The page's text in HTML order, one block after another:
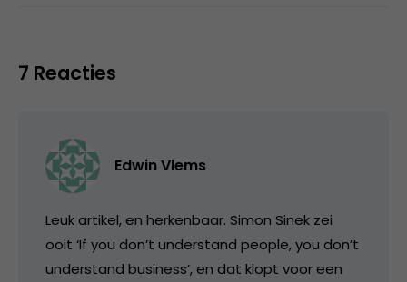
7 Reacties
Edwin Vlems
Leuk artikel, en herkenbaar. Simon Sinek zei
ooit ‘If you don’t understand people, you don’t
understand business’, en dat klopt voor een